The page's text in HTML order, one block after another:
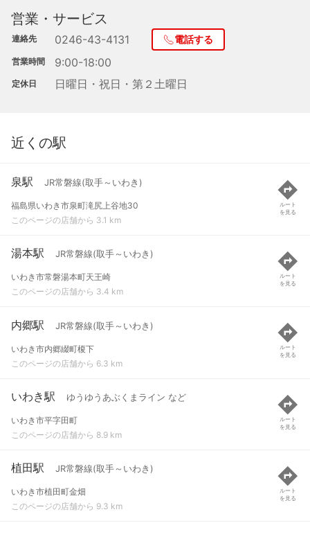
営業・サービス
連絡先 0246-43-4131 電話する
営業時間 9:00-18:00
定休日 日曜日・祝日・第２土曜日
近くの駅
泉駅 JR常磐線(取手～いわき)
福島県いわき市泉町滝尻上谷地30
このページの店舗から 3.1 km
ルート
を見る
湯本駅 JR常磐線(取手～いわき)
いわき市常磐湯本町天王崎
このページの店舗から 3.4 km
ルート
を見る
内郷駅 JR常磐線(取手～いわき)
いわき市内郷綴町榎下
このページの店舗から 6.3 km
ルート
を見る
いわき駅 ゆうゆうあぶくまライン など
いわき市平字田町
このページの店舗から 8.9 km
ルート
を見る
植田駅 JR常磐線(取手～いわき)
いわき市植田町金畑
このページの店舗から 9.3 km
ルート
を見る